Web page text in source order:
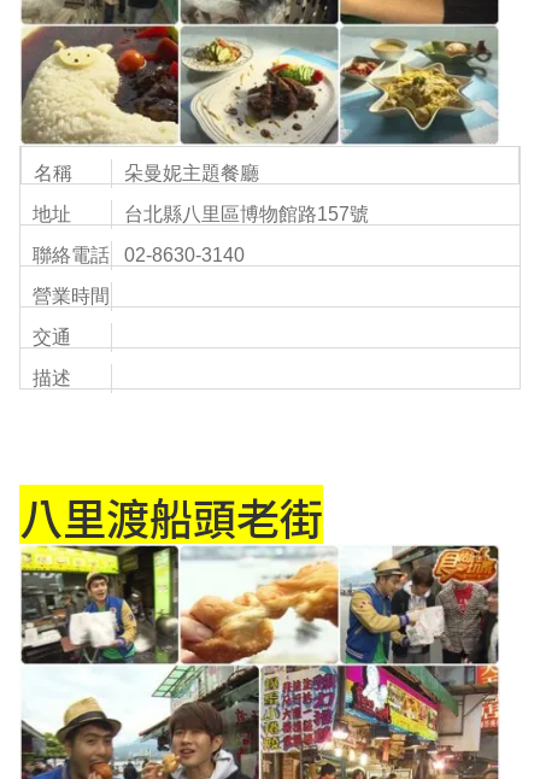
名稱
朵曼妮主題餐廳
地址
台北縣八里區博物館路157號
聯絡電話
02-8630-3140
營業時間
交通
描述
八里渡船頭老街